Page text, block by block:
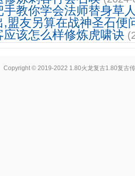
手教你学会法师替身草
,盟友另算在战神圣石便
应该怎么样修炼虎啸诀
Copyright © 2019-2022 1.80火龙复古1.80复古